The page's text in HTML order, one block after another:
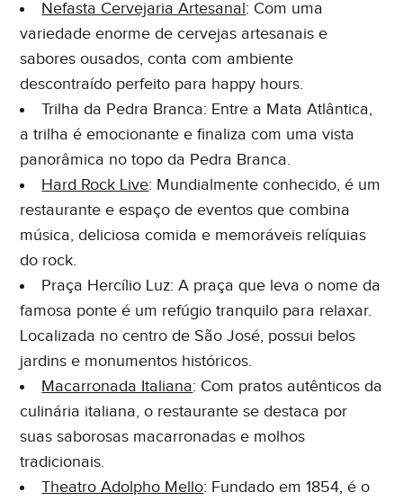
Nefasta Cervejaria Artesanal: Com uma
variedade enorme de cervejas artesanais e
sabores ousados, conta com ambiente
descontraído perfeito para happy hours.
Trilha da Pedra Branca: Entre a Mata Atlântica,
a trilha é emocionante e finaliza com uma vista
panorâmica no topo da Pedra Branca.
Hard Rock Live: Mundialmente conhecido, é um
restaurante e espaço de eventos que combina
música, deliciosa comida e memoráveis relíquias
do rock.
Praça Hercílio Luz: A praça que leva o nome da
famosa ponte é um refúgio tranquilo para relaxar.
Localizada no centro de São José, possui belos
jardins e monumentos históricos.
Macarronada Italiana: Com pratos autênticos da
culinária italiana, o restaurante se destaca por
suas saborosas macarronadas e molhos
tradicionais.
Theatro Adolpho Mello: Fundado em 1854, é o